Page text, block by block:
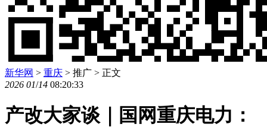
新华网 > 重庆 > 推广 > 正文
2026 01/14 08:20:33
产改大家谈｜国网重庆电力：